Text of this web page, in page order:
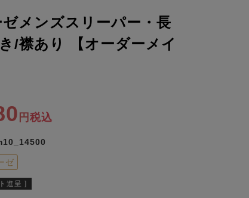
メンズスリーパー・長
/襟あり 【オーダーメイ
税込
ゼ
進呈 ]